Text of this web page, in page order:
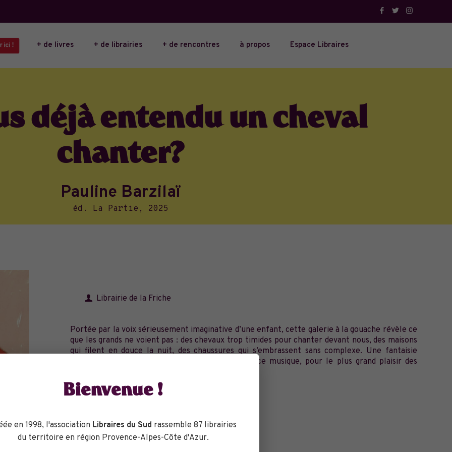
ici ! + de livres + de librairies + de rencontres à propos Espace Libraires
déjà entendu un cheval
chanter?
Pauline Barzilaï
éd. La Partie, 2025
Librairie de la Friche
Portée par la voix sérieusement imaginative d’une enfant, cette galerie à la gouache révèle ce
que les grands ne voient pas : des chevaux trop timides pour chanter devant nous, des maisons
qui filent en douce la nuit, des chaussures qui s’embrassent sans complexe. Une fantaisie
pleine de charme, où le quotidien dérape en douce musique, pour le plus grand plaisir des
Bienvenue !
en 1998, l'association Libraires du Sud rassemble 87 librairies
du territoire en région Provence-Alpes-Côte d'Azur.